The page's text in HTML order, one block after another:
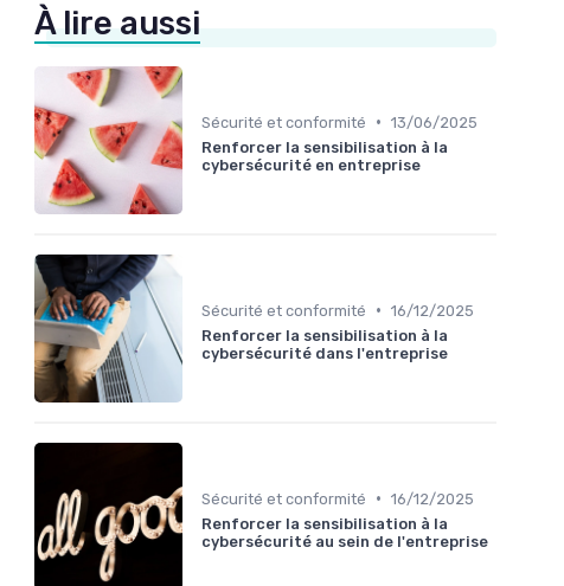
À lire aussi
Sécurité et conformité • 13/06/2025
Renforcer la sensibilisation à la
cybersécurité en entreprise
Sécurité et conformité • 16/12/2025
Renforcer la sensibilisation à la
cybersécurité dans l'entreprise
Sécurité et conformité • 16/12/2025
Renforcer la sensibilisation à la
cybersécurité au sein de l'entreprise